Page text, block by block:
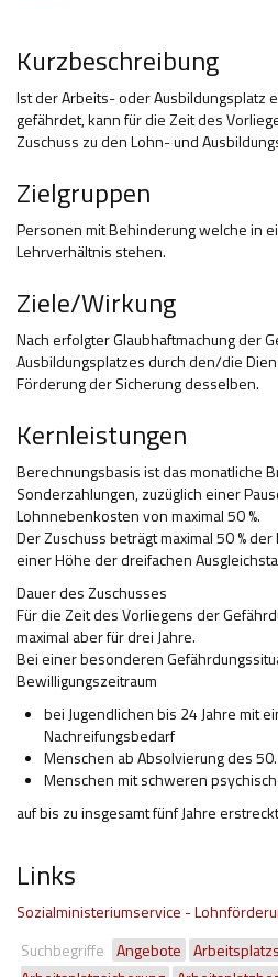
Kurzbeschreibung
Ist der Arbeits- oder Ausbildungsplatz
gefährdet, kann für die Zeit des
Zuschuss zu den Lohn- und
Zielgruppen
Personen mit Behinderung welche in
Lehrverhältnis stehen.
Ziele/Wirkung
Nach erfolgter Glaubhaftmachung der
Ausbildungsplatzes durch den/die
Förderung der Sicherung desselben.
Kernleistungen
Berechnungsbasis ist das monatliche
Sonderzahlungen, zuzüglich einer
Lohnnebenkosten von maximal 50 %.
Der Zuschuss beträgt maximal 50 %
einer Höhe der dreifachen
Dauer des Zuschusses
Für die Zeit des Vorliegens der
maximal aber für drei Jahre.
Bei einer besonderen
Bewilligungszeitraum
bei Jugendlichen bis 24 Jahre mit
Nachreifungsbedarf
Menschen ab Absolvierung des
Menschen mit schweren
auf bis zu insgesamt fünf Jahre
Links
Sozialministeriumservice -
Suchbegriffe Angebote
Kindheit und Jugend
Selbsthilfe und Selbstvertretung
Pflege, Pflegende Angehörige
Unterstützung, Beratung,
Wohnen